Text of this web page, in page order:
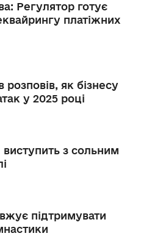
Регулятор готує
платіжних
як бізнесу
у 2025 році
з сольним
підтримувати